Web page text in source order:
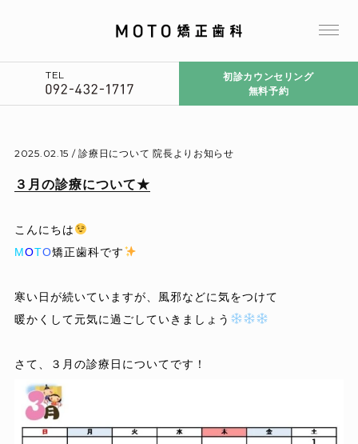
TEL
初診カウンセリング
無料予約
2025.02.15 /診療日について 院長よりお知らせ
３月の診療について★
こんにちは
MOTO矯正歯科です
寒い日が続いていますが、風邪などに気をつけて
暖かくして元気に過ごしていきましょう
さて、３月の診療日についてです！